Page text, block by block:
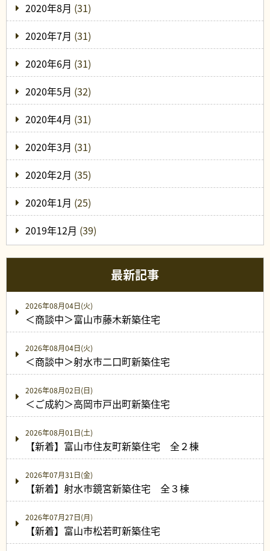
2020年8月 (31)
2020年7月 (31)
2020年6月 (31)
2020年5月 (32)
2020年4月 (31)
2020年3月 (31)
2020年2月 (35)
2020年1月 (25)
2019年12月 (39)
最新記事
2026年08月04日(火)
＜商談中＞富山市藤木新築住宅
2026年08月04日(火)
＜商談中＞射水市二口町新築住宅
2026年08月02日(日)
＜ご成約＞高岡市戸出町新築住宅
2026年08月01日(土)
【新着】富山市住友町新築住宅 全２棟
2026年07月31日(金)
【新着】射水市鏡宮新築住宅 全３棟
2026年07月27日(月)
【新着】富山市松若町新築住宅